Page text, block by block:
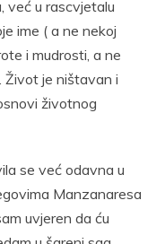
već u rascvjetalu
ime ( a ne nekoj
i mudrosti, a ne
Život je ništavan i
životnog
se već odavna u
Manzanaresa
uvjeren da ću